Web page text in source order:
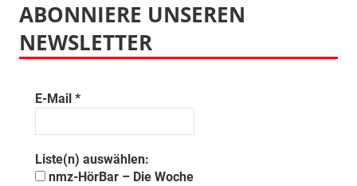
ABONNIERE UNSEREN
NEWSLETTER
E-Mail *
Liste(n) auswählen:
nmz-HörBar – Die Woche